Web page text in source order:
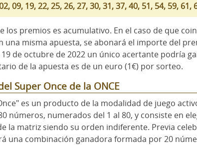
09, 19, 22, 25, 26, 27, 30, 31, 37, 40, 51, 54, 59, 61,
los premios es acumulativo. En el caso de que
una misma apuesta, se abonará el importe del
de octubre de 2022 un único acertante podría
de la apuesta es de un euro (1€) por sorteo.
Super Once de la ONCE
es un producto de la modalidad de juego
números, numerados del 1 al 80, y consiste en
la matriz siendo su orden indiferente. Previa
una combinación ganadora formada por 20